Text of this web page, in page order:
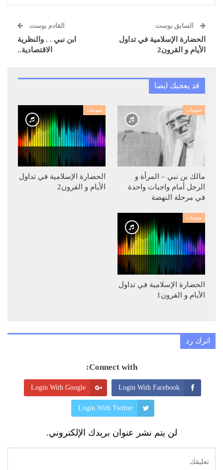
السابق بوست
الحضارة الإسلامية في تداول
الأيام و القرون2
القادم بوست
ابن نبي . . والنظرية
الاقتصادية..
قد يعجبك ايضا
صوتيات
مالك بن نبي – المرأة و
الرجل أمام واجبات واحدة
في مرحلة النهضة
صوتيات
الحضارة الإسلامية في تداول
الأيام و القرون2
صوتيات
الحضارة الإسلامية في تداول
الأيام و القرون1
اترك رد
Connect with:
Login With Facebook
Login With Google
Login With Twitter
لن يتم نشر عنوان بريدك الإلكتروني.